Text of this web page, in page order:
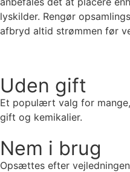
lyskilder. Rengør
afbryd altid strømmen før
Uden gift
Et populært valg for
gift og kemikalier.
Nem i brug
Opsættes efter